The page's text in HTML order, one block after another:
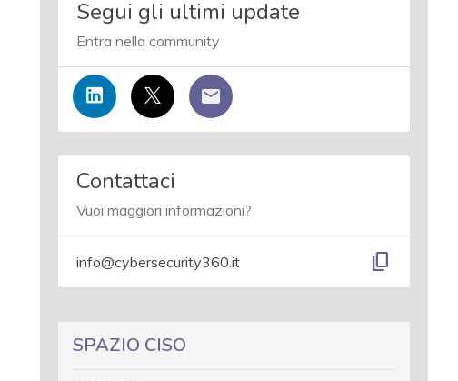
Segui gli ultimi update
Entra nella community
Contattaci
Vuoi maggiori informazioni?
info@cybersecurity360.it content_copy
SPAZIO CISO